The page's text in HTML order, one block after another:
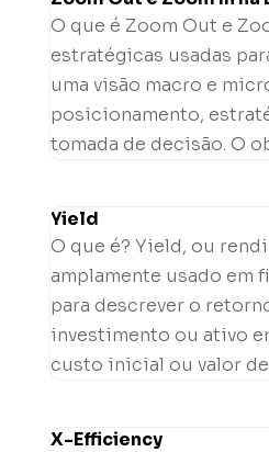
O que é Zoom Out e
estratégicas usadas
uma visão macro e
posicionamento,
tomada de decisão. O
Yield
O que é? Yield, ou
amplamente usado em
para descrever o
investimento ou ativo
custo inicial ou valor de
X-Efficiency